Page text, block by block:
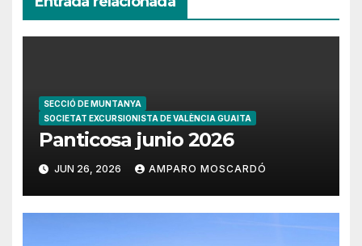
SECCIÓ DE MUNTANYA
SOCIETAT EXCURSIONISTA DE VALÈNCIA GUAITA
Panticosa junio 2026
JUN 26, 2026 AMPARO MOSCARDÓ